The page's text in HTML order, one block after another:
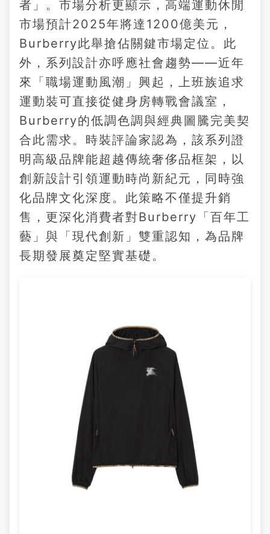
者」。市場分析更顯示，高端運動休閒
市場預計2025年將達1200億美元，
Burberry此舉搶佔關鍵市場定位。此
外，系列設計亦呼應社會趨勢——近年
來「職場運動風潮」興起，上班族追求
運動裝可直接從健身房轉戰會議室，
Burberry的低調色調與經典圖騰完美契
合此需求。時裝評論家認為，該系列證
明高級品牌能超越傳統奢侈品框架，以
創新設計引領運動時尚新紀元，同時強
化品牌文化深度。此策略不僅提升銷
售，更深化消費者對Burberry「百年工
藝」與「現代創新」雙重認知，為品牌
長期發展奠定堅實基礎。